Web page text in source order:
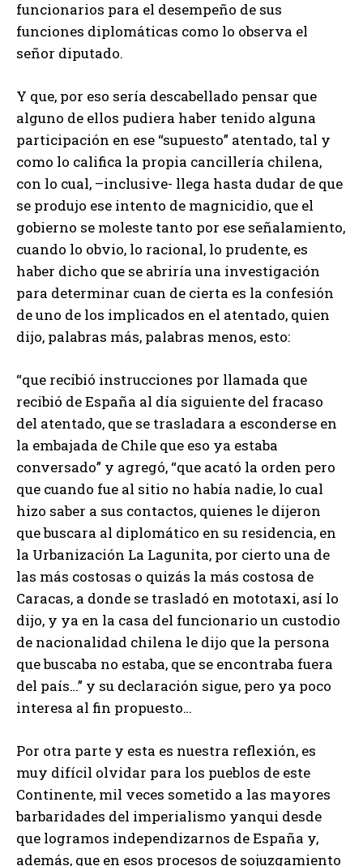
funcionarios para el desempeño de sus
funciones diplomáticas como lo observa el
señor diputado.
Y que, por eso sería descabellado pensar que
alguno de ellos pudiera haber tenido alguna
participación en ese “supuesto” atentado, tal y
como lo califica la propia cancillería chilena,
con lo cual, –inclusive- llega hasta dudar de que
se produjo ese intento de magnicidio, que el
gobierno se moleste tanto por ese señalamiento,
cuando lo obvio, lo racional, lo prudente, es
haber dicho que se abriría una investigación
para determinar cuan de cierta es la confesión
de uno de los implicados en el atentado, quien
dijo, palabras más, palabras menos, esto:
“que recibió instrucciones por llamada que
recibió de España al día siguiente del fracaso
del atentado, que se trasladara a esconderse en
la embajada de Chile que eso ya estaba
conversado” y agregó, “que acató la orden pero
que cuando fue al sitio no había nadie, lo cual
hizo saber a sus contactos, quienes le dijeron
que buscara al diplomático en su residencia, en
la Urbanización La Lagunita, por cierto una de
las más costosas o quizás la más costosa de
Caracas, a donde se trasladó en mototaxi, así lo
dijo, y ya en la casa del funcionario un custodio
de nacionalidad chilena le dijo que la persona
que buscaba no estaba, que se encontraba fuera
del país…” y su declaración sigue, pero ya poco
interesa al fin propuesto…
Por otra parte y esta es nuestra reflexión, es
muy difícil olvidar para los pueblos de este
Continente, mil veces sometido a las mayores
barbaridades del imperialismo yanqui desde
que logramos independizarnos de España y,
además, que en esos procesos de sojuzgamiento